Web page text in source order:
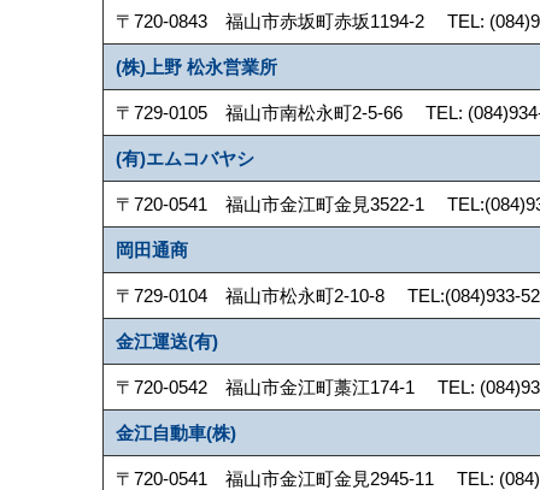
〒720-0843 福山市赤坂町赤坂1194-2 TEL:
(株)上野 松永営業所
〒729-0105 福山市南松永町2-5-66 TEL:
(有)エムコバヤシ
〒720-0541 福山市金江町金見3522-1
岡田通商
〒729-0104 福山市松永町2-10-8 TEL:(084)933-
金江運送(有)
〒720-0542 福山市金江町藁江174-1 TEL:
金江自動車(株)
〒720-0541 福山市金江町金見2945-11 TEL: